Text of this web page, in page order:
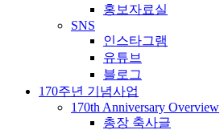
홍보자료실
SNS
인스타그램
유튜브
블로그
170주년 기념사업
170th Anniversary Overview
총장 축사글